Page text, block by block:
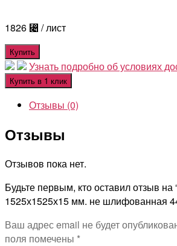
1826 ⃄ / лист
Купить
Узнать подробно об условиях
Купить в 1 клик
Отзывы (0)
Отзывы
Отзывов пока нет.
Будьте первым, кто оставил отзыв
1525х1525х15 мм. не шлифованная
Ваш адрес email не будет
поля помечены *